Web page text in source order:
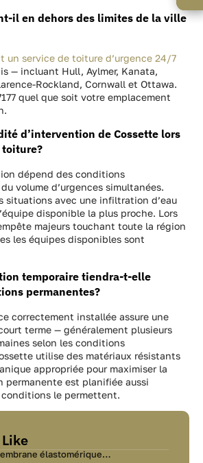
il en dehors des limites de la ville
un service de toiture d’urgence 24/7
— incluant Hull, Aylmer, Kanata,
Rockland, Cornwall et Ottawa.
quel que soit votre emplacement
d’intervention de Cossette lors
toiture?
dépend des conditions
volume d’urgences simultanées.
situations avec une infiltration d’eau
disponible la plus proche. Lors
majeurs touchant toute la région
les équipes disponibles sont
temporaire tiendra-t-elle
permanentes?
correctement installée assure une
terme — généralement plusieurs
selon les conditions
utilise des matériaux résistants
appropriée pour maximiser la
permanente est planifiée aussi
le permettent.
élastomérique…